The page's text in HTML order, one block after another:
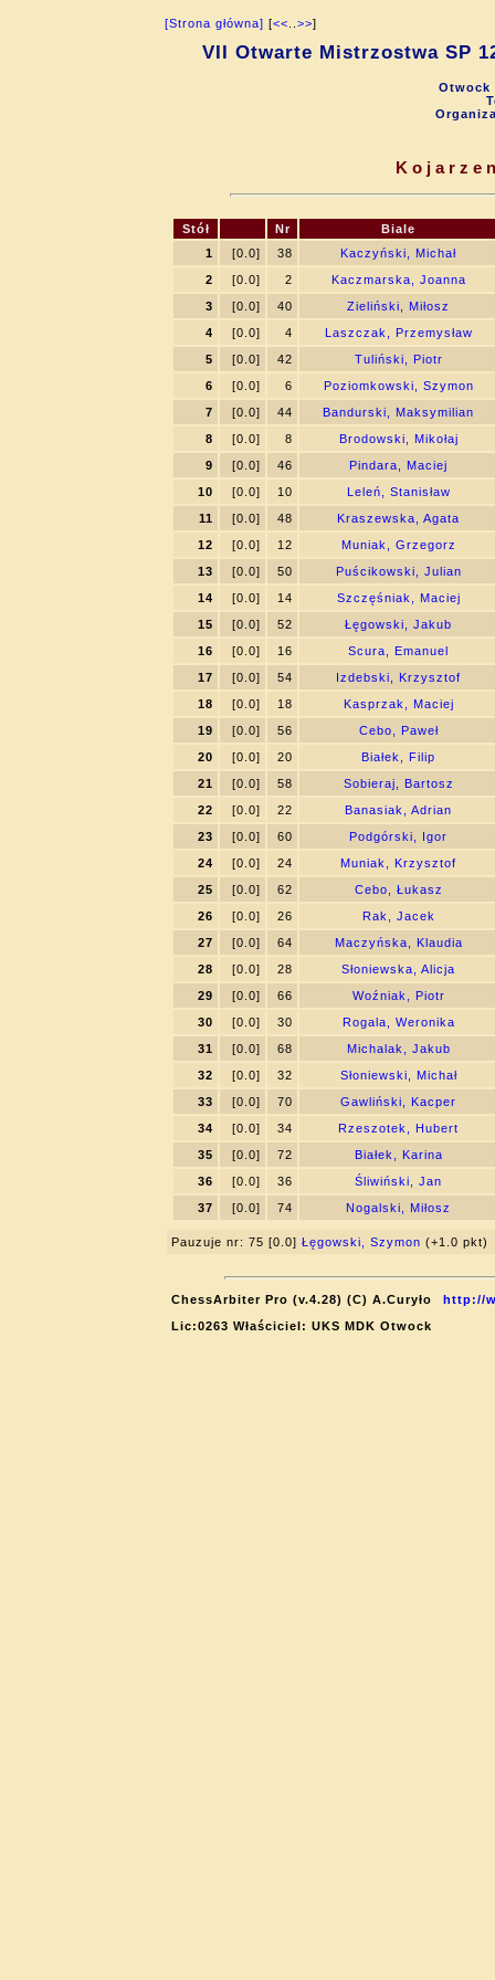
[Strona główna] [<< >>]
VII Otwarte Mistrzostwa SP
Otwock
Stół Nr
Biale
1
[0.0] 38
Kaczyński, Michał
2
[0.0] 2
Kaczmarska, Joanna
3
[0.0] 40
Zieliński, Miłosz
4
[0.0] 4
Laszczak, Przemysław
5
[0.0] 42
Tuliński, Piotr
6
[0.0] 6
Poziomkowski, Szymon
7
[0.0] 44
Bandurski, Maksymilian
8
[0.0] 8
Brodowski, Mikołaj
9
[0.0] 46
Pindara, Maciej
10
[0.0] 10
Leleń, Stanisław
11
[0.0] 48
Kraszewska, Agata
12
[0.0] 12
Muniak, Grzegorz
13
[0.0] 50
Puścikowski, Julian
14
[0.0] 14
Szczęśniak, Maciej
15
[0.0] 52
Łęgowski, Jakub
16
[0.0] 16
Scura, Emanuel
17
[0.0] 54
Izdebski, Krzysztof
18
[0.0] 18
Kasprzak, Maciej
19
[0.0] 56
Cebo, Paweł
20
[0.0] 20
Białek, Filip
21
[0.0] 58
Sobieraj, Bartosz
22
[0.0] 22
Banasiak, Adrian
23
[0.0] 60
Podgórski, Igor
24
[0.0] 24
Muniak, Krzysztof
25
[0.0] 62
Cebo, Łukasz
26
[0.0] 26
Rak, Jacek
27
[0.0] 64
Maczyńska, Klaudia
28
[0.0] 28
Słoniewska, Alicja
29
[0.0] 66
Woźniak, Piotr
30
[0.0] 30
Rogala, Weronika
31
[0.0] 68
Michalak, Jakub
32
[0.0] 32
Słoniewski, Michał
33
[0.0] 70
Gawliński, Kacper
34
[0.0] 34
Rzeszotek, Hubert
35
[0.0] 72
Białek, Karina
36
[0.0] 36
Śliwiński, Jan
37
[0.0] 74 Nogalski, Miłosz
Pauzuje nr: 75 [0.0] Łęgowski, Szymon (+1.0 pkt)
ChessArbiter Pro (v.4.28) (C) A.Curyło
http://
Lic:0263 Właściciel: UKS MDK Otwock